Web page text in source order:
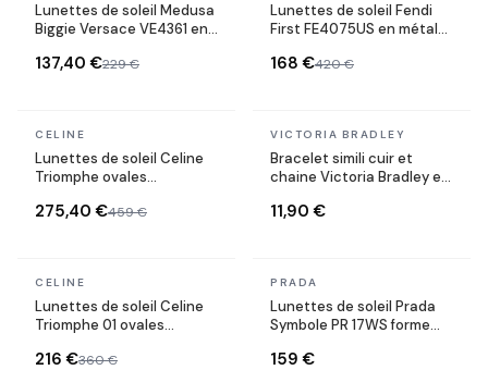
Lunettes de soleil Medusa
Biggie Versace VE4361 en
137,40 €229 €
Lunettes de soleil Fendi
First FE4075US en métal
168 €420 €
En stock
CELINE
Lunettes de soleil Celine
Triomphe ovales
275,40 €459 €
En stock
VICTORIA BRADLEY
Bracelet simili cuir et
chaine Victoria Bradley en
11,90 €
En stock
CELINE
Lunettes de soleil Celine
Triomphe 01 ovales
216 €360 €
En stock
PRADA
Lunettes de soleil Prada
Symbole PR 17WS forme
159 €